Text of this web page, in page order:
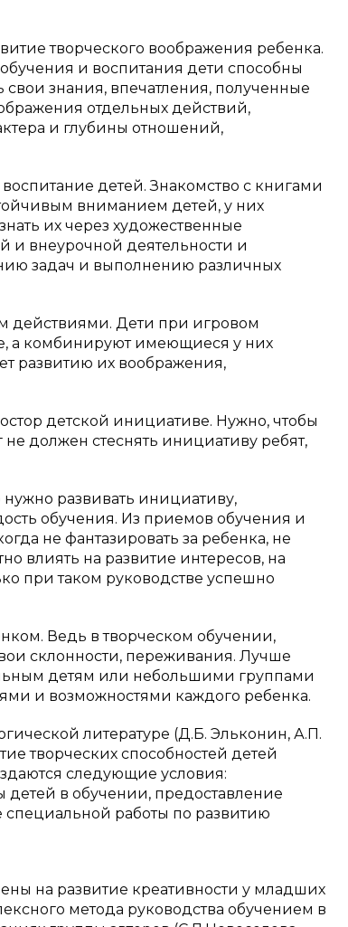
творческого воображения ребенка.
и воспитания дети способны
знания, впечатления, полученные
отдельных действий,
и глубины отношений,
детей. Знакомство с книгами
вниманием детей, у них
их через художественные
и внеурочной деятельности и
задач и выполнению различных
действиями. Дети при игровом
а комбинируют имеющиеся у них
развитию их воображения,
детской инициативе. Нужно, чтобы
должен стеснять инициативу ребят,
развивать инициативу,
обучения. Из приемов обучения и
не фантазировать за ребенка, не
влиять на развитие интересов, на
при таком руководстве успешно
Ведь в творческом обучении,
склонности, переживания. Лучше
детям или небольшими группами
и возможностями каждого ребенка.
литературе (Д.Б. Эльконин, А.П.
творческих способностей детей
следующие условия:
в обучении, предоставление
работы по развитию
на развитие креативности у младших
метода руководства обучением в